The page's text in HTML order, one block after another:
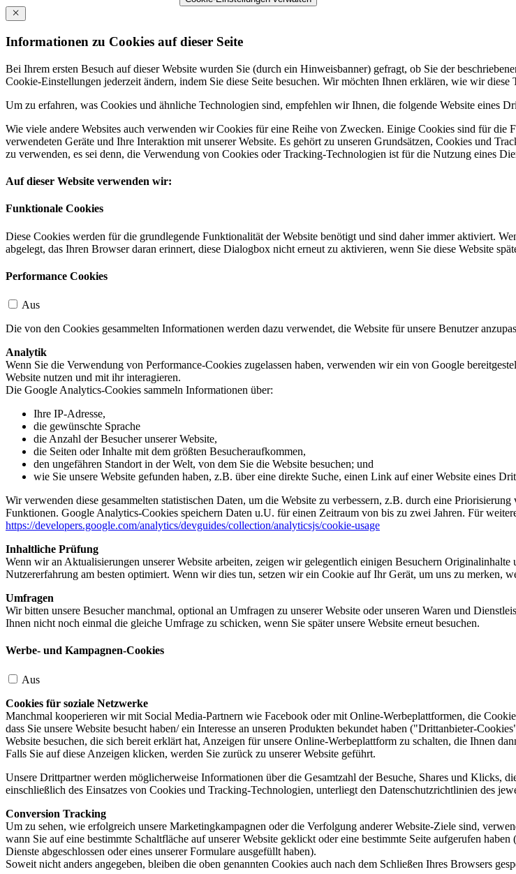
Informationen zu Cookies auf dieser Seite
Bei Ihrem ersten Besuch auf dieser Website wurden Sie (durch ein Hinweisbanner) gefragt, ob Sie der
Cookie-Einstellungen jederzeit ändern, indem Sie diese Seite besuchen. Wir möchten Ihnen erklären, wie wir diese
Um zu erfahren, was Cookies und ähnliche Technologien sind, empfehlen wir Ihnen, die folgende Website eines
Wie viele andere Websites auch verwenden wir Cookies für eine Reihe von Zwecken. Einige Cookies sind für
verwendeten Geräte und Ihre Interaktion mit unserer Website. Es gehört zu unseren Grundsätzen, Cookies und
zu verwenden, es sei denn, die Verwendung von Cookies oder Tracking-Technologien ist für die Nutzung eines
Auf dieser Website verwenden wir:
Funktionale Cookies
Diese Cookies werden für die grundlegende Funktionalität der Website benötigt und sind daher immer aktiviert.
abgelegt, das Ihren Browser daran erinnert, diese Dialogbox nicht erneut zu aktivieren, wenn Sie diese Website
Performance Cookies
Aus
Die von den Cookies gesammelten Informationen werden dazu verwendet, die Website für unsere Benutzer
Analytik
Wenn Sie die Verwendung von Performance-Cookies zugelassen haben, verwenden wir ein von Google
Website nutzen und mit ihr interagieren.
Die Google Analytics-Cookies sammeln Informationen über:
Ihre IP-Adresse,
die gewünschte Sprache
die Anzahl der Besucher unserer Website,
die Seiten oder Inhalte mit dem größten Besucheraufkommen,
den ungefähren Standort in der Welt, von dem Sie die Website besuchen; und
wie Sie unsere Website gefunden haben, z.B. über eine direkte Suche, einen Link auf einer Website eines
Wir verwenden diese gesammelten statistischen Daten, um die Website zu verbessern, z.B. durch eine
Funktionen. Google Analytics-Cookies speichern Daten u.U. für einen Zeitraum von bis zu zwei Jahren. Für
https://developers.google.com/analytics/devguides/collection/analyticsjs/cookie-usage
Inhaltliche Prüfung
Wenn wir an Aktualisierungen unserer Website arbeiten, zeigen wir gelegentlich einigen Besuchern
Nutzererfahrung am besten optimiert. Wenn wir dies tun, setzen wir ein Cookie auf Ihr Gerät, um uns zu merken,
Umfragen
Wir bitten unsere Besucher manchmal, optional an Umfragen zu unserer Website oder unseren Waren und
Ihnen nicht noch einmal die gleiche Umfrage zu schicken, wenn Sie später unsere Website erneut besuchen.
Werbe- und Kampagnen-Cookies
Aus
Cookies für soziale Netzwerke
Manchmal kooperieren wir mit Social Media-Partnern wie Facebook oder mit Online-Werbeplattformen, die
dass Sie unsere Website besucht haben/ ein Interesse an unseren Produkten bekundet haben ("Drittanbieter-
Website besuchen, die sich bereit erklärt hat, Anzeigen für unsere Online-Werbeplattform zu schalten, die Ihnen
Falls Sie auf diese Anzeigen klicken, werden Sie zurück zu unserer Website geführt.
Unsere Drittpartner werden möglicherweise Informationen über die Gesamtzahl der Besuche, Shares und Klicks,
einschließlich des Einsatzes von Cookies und Tracking-Technologien, unterliegt den Datenschutzrichtlinien des
Conversion Tracking
Um zu sehen, wie erfolgreich unsere Marketingkampagnen oder die Verfolgung anderer Website-Ziele sind,
wann Sie auf eine bestimmte Schaltfläche auf unserer Website geklickt oder eine bestimmte Seite aufgerufen
Dienste abgeschlossen oder eines unserer Formulare ausgefüllt haben).
Soweit nicht anders angegeben, bleiben die oben genannten Cookies auch nach dem Schließen Ihres Browsers